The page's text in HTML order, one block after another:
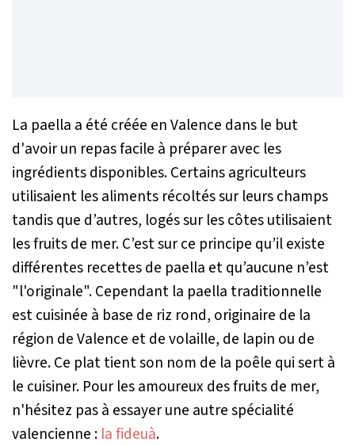
La paella a été créée en Valence dans le but
d'avoir un repas facile à préparer avec les
ingrédients disponibles. Certains agriculteurs
utilisaient les aliments récoltés sur leurs champs
tandis que d’autres, logés sur les côtes utilisaient
les fruits de mer. C’est sur ce principe qu’il existe
différentes recettes de paella et qu’aucune n’est
"l'originale". Cependant la paella traditionnelle
est cuisinée à base de riz rond, originaire de la
région de Valence et de volaille, de lapin ou de
lièvre. Ce plat tient son nom de la poêle qui sert à
le cuisiner. Pour les amoureux des fruits de mer,
n'hésitez pas à essayer une autre spécialité
valencienne : la fideuà.